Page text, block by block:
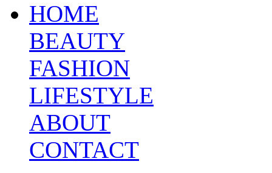
HOME
BEAUTY
FASHION
LIFESTYLE
ABOUT
CONTACT